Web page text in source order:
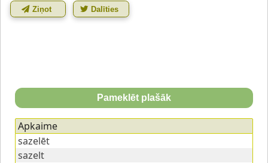
Ziņot Dalīties
Pameklēt plašāk
Apkaime
sazelēt
sazelt